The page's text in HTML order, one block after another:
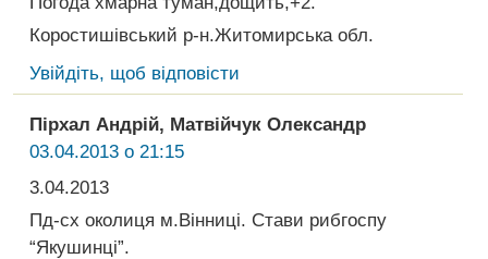
Коростишівський р-н.Житомирська обл.
Увійдіть, щоб відповісти
Пірхал Андрій, Матвійчук Олександр
03.04.2013 о 21:15
3.04.2013
Пд-сх околиця м.Вінниці. Стави рибгоспу
“Якушинці”.